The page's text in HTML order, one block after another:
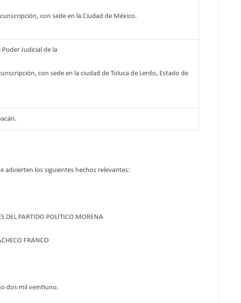
con sede en la Ciudad de México.
Judicial de la
con sede en la ciudad de Toluca de Lerdo, Estado de
advierten los siguientes hechos relevantes:
DEL PARTIDO POLÍTICO MORENA
FRANCO
dos mil veintiuno.